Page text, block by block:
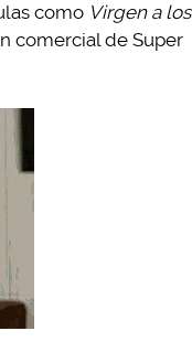
como Virgen a los
comercial de Super